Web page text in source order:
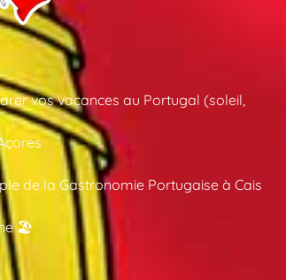
vos vacances au Portugal (soleil,
de la Gastronomie Portugaise à Cais
🏖️